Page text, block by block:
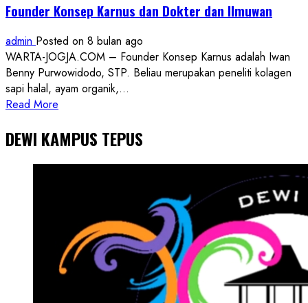
Founder Konsep Karnus dan Dokter dan Ilmuwan
admin Posted on 8 bulan ago
WARTA-JOGJA.COM – Founder Konsep Karnus adalah Iwan
Benny Purwowidodo, STP. Beliau merupakan peneliti kolagen
sapi halal, ayam organik,...
Read More
about
Founder
Konsep
Ilmuwan
DEWI KAMPUS TEPUS